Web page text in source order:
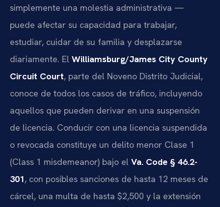
simplemente una molestia administrativa —
puede afectar su capacidad para trabajar,
estudiar, cuidar de su familia y desplazarse
diariamente. El Williamsburg/James City County
Circuit Court, parte del Noveno Distrito Judicial,
conoce de todos los casos de tráfico, incluyendo
aquellos que pueden derivar en una suspensión
de licencia. Conducir con una licencia suspendida
o revocada constituye un delito menor Clase 1
(Class 1 misdemeanor) bajo el Va. Code § 46.2-
301, con posibles sanciones de hasta 12 meses de
cárcel, una multa de hasta $2,500 y la extensión